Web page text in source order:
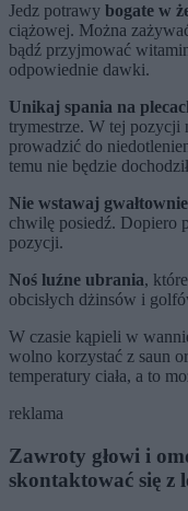
Jedz potrawy bogate w
ciążowej. Można
bądź przyjmować
odpowiednie dawki.
Unikaj spania na
trymestrze. W tej pozycji
prowadzić do
temu nie będzie
Nie wstawaj
chwilę posiedź. Dopiero
pozycji.
Noś luźne ubrania,
obcisłych dżinsów i
W czasie kąpieli w
wolno korzystać z saun
temperatury ciała, a to
reklama
Zawroty głowi i
skontaktować się z